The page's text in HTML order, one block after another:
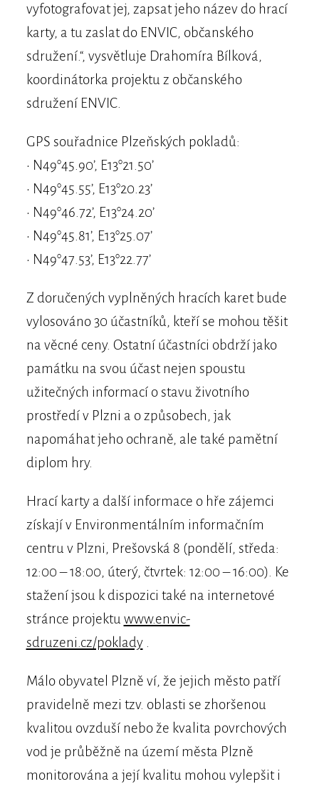
vyfotografovat jej, zapsat jeho název do hrací
karty, a tu zaslat do ENVIC, občanského
sdružení.“, vysvětluje Drahomíra Bílková,
koordinátorka projektu z občanského
sdružení ENVIC.
GPS souřadnice Plzeňských pokladů:
• N49°45.90’, E13°21.50’
• N49°45.55’, E13°20.23’
• N49°46.72’, E13°24.20’
• N49°45.81’, E13°25.07’
• N49°47.53’, E13°22.77’
Z doručených vyplněných hracích karet bude
vylosováno 30 účastníků, kteří se mohou těšit
na věcné ceny. Ostatní účastníci obdrží jako
památku na svou účast nejen spoustu
užitečných informací o stavu životního
prostředí v Plzni a o způsobech, jak
napomáhat jeho ochraně, ale také pamětní
diplom hry.
Hrací karty a další informace o hře zájemci
získají v Environmentálním informačním
centru v Plzni, Prešovská 8 (pondělí, středa:
12:00 – 18:00, úterý, čtvrtek: 12:00 – 16:00). Ke
stažení jsou k dispozici také na internetové
stránce projektu www.envic-
sdruzeni.cz/poklady.
Málo obyvatel Plzně ví, že jejich město patří
pravidelně mezi tzv. oblasti se zhoršenou
kvalitou ovzduší nebo že kvalita povrchových
vod je průběžně na území města Plzně
monitorována a její kvalitu mohou vylepšit i